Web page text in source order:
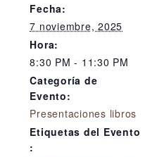
Fecha:
7 noviembre, 2025
Hora:
8:30 PM - 11:30 PM
Categoría de
Evento:
Presentaciones libros
Etiquetas del Evento
: